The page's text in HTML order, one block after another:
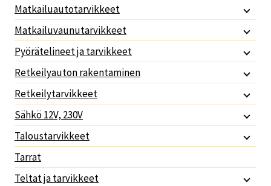
Matkailuautotarvikkeet
Matkailuvaunutarvikkeet
Pyörätelineet ja tarvikkeet
Retkeilyauton rakentaminen
Retkeilytarvikkeet
Sähkö 12V, 230V
Taloustarvikkeet
Tarrat
Teltat ja tarvikkeet